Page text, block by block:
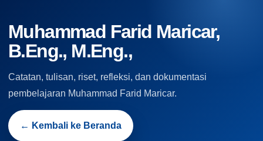
Muhammad Farid Maricar,
B.Eng., M.Eng.,
Catatan, tulisan, riset, refleksi, dan dokumentasi
pembelajaran Muhammad Farid Maricar.
← Kembali ke Beranda